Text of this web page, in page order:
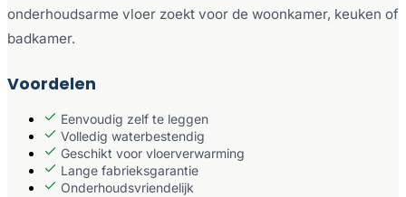
onderhoudsarme vloer zoekt voor de woonkamer, keuken of
badkamer.
Voordelen
Eenvoudig zelf te leggen
Volledig waterbestendig
Geschikt voor vloerverwarming
Lange fabrieksgarantie
Onderhoudsvriendelijk